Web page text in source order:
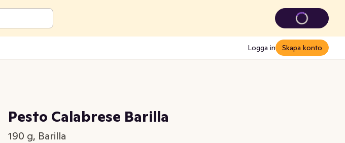
Logga in Skapa konto
Pesto Calabrese Barilla
190 g, Barilla